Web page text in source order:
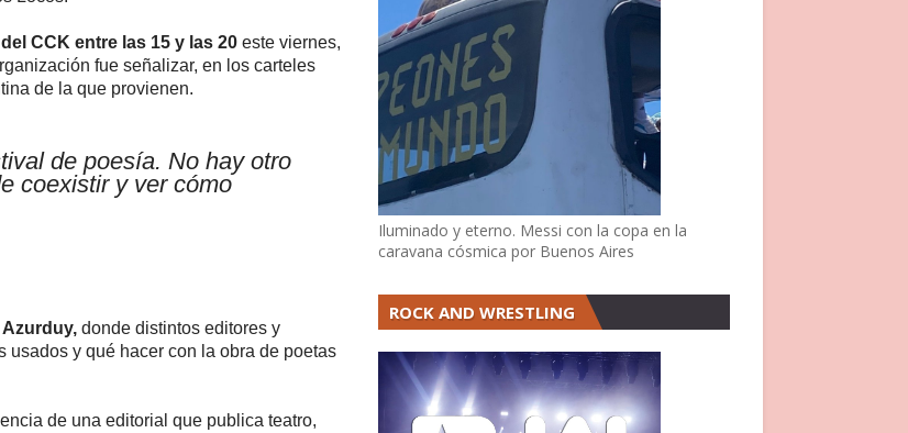
CCK entre las 15 y las 20 este viernes,
fue señalizar, en los carteles
de la que provienen.
de poesía. No hay otro
coexistir y ver cómo
Azurduy, donde distintos editores y
usados y qué hacer con la obra de poetas
de una editorial que publica teatro,
Iluminado y eterno. Messi con la copa en la
caravana cósmica por Buenos Aires
ROCK AND WRESTLING